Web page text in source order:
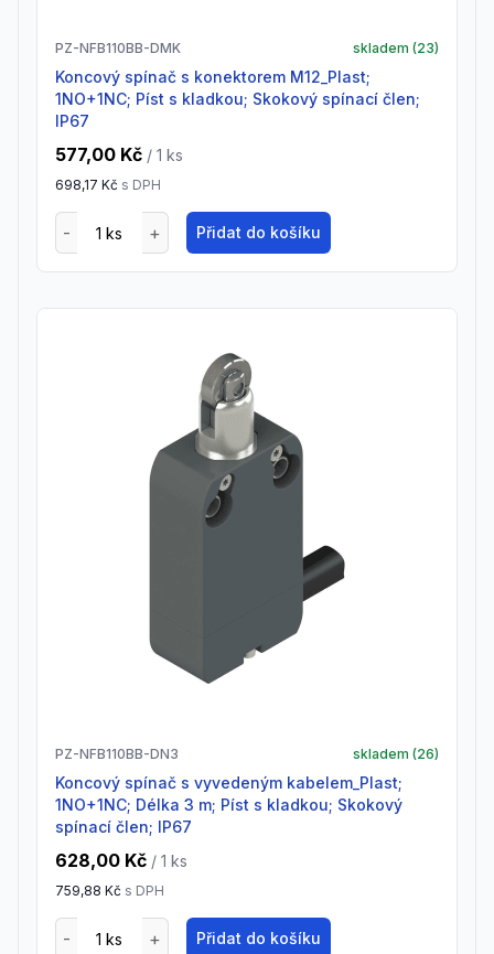
PZ-NFB110BB-DMK skladem (23)
Koncový spínač s konektorem M12_Plast;
1NO+1NC; Píst s kladkou; Skokový spínací člen;
IP67
577,00 Kč / 1 ks
698,17 Kč s DPH
Přidat do košíku
PZ-NFB110BB-DN3 skladem (26)
Koncový spínač s vyvedeným kabelem_Plast;
1NO+1NC; Délka 3 m; Píst s kladkou; Skokový
spínací člen; IP67
628,00 Kč / 1 ks
759,88 Kč s DPH
Přidat do košíku